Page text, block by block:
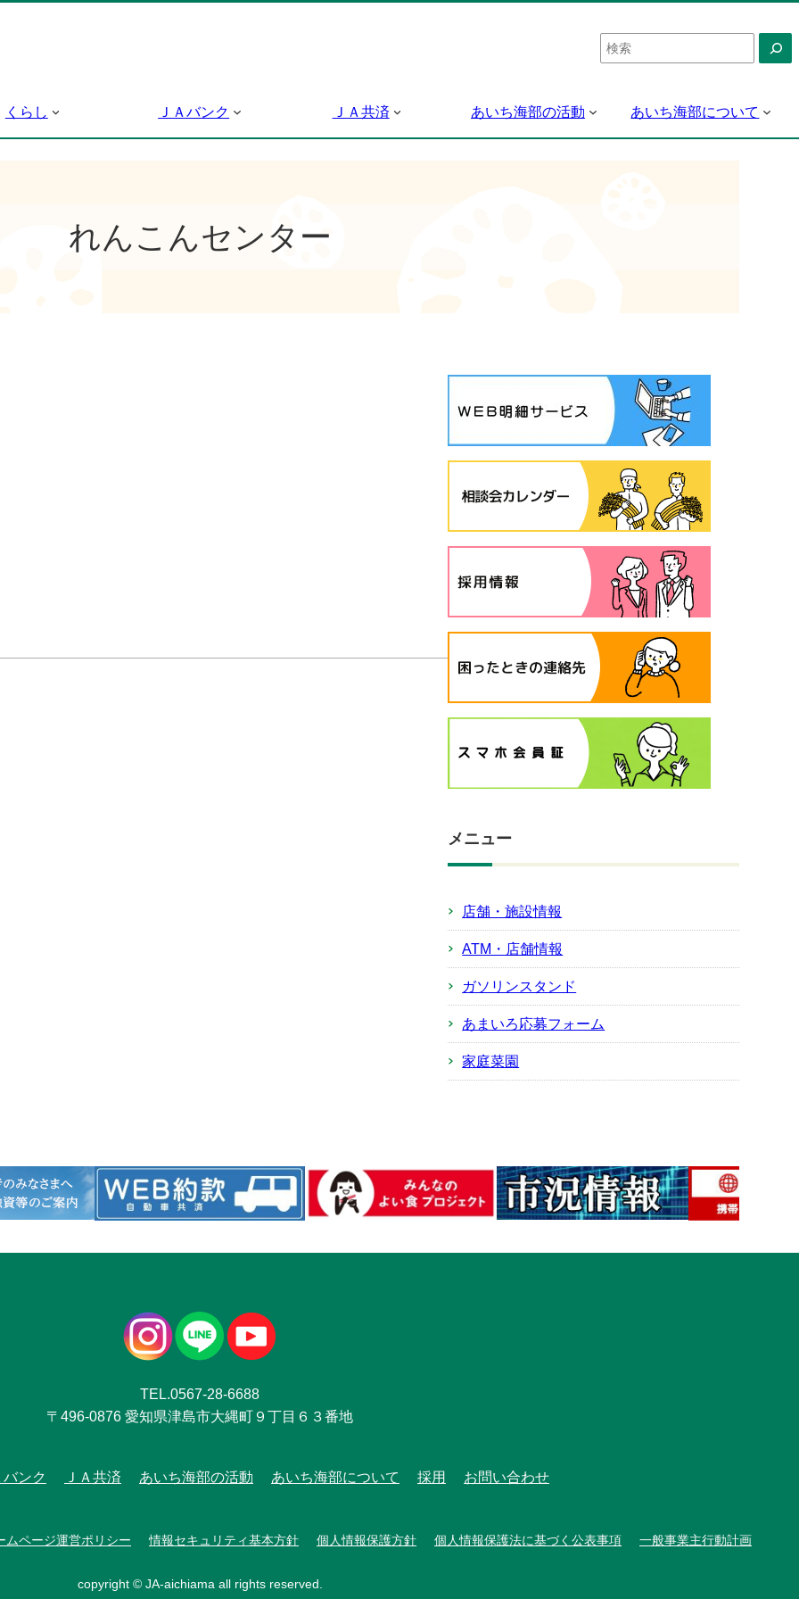
検
索
くらし ＪＡバンク ＪＡ共済 あいち海部の活動 あいち海部について
れんこんセンター
メニュー
店舗・施設情報
ATM・店舗情報
ガソリンスタンド
あまいろ応募フォーム
家庭菜園
TEL.0567-28-6688
〒496-0876 愛知県津島市大縄町９丁目６３番地
バンク ＪＡ共済 あいち海部の活動 あいち海部について 採用 お問い合わせ
ムページ運営ポリシー 情報セキュリティ基本方針 個人情報保護方針 個人情報保護法に基づく公表事項 一般事業主行動計画
copyright © JA-aichiama all rights reserved.